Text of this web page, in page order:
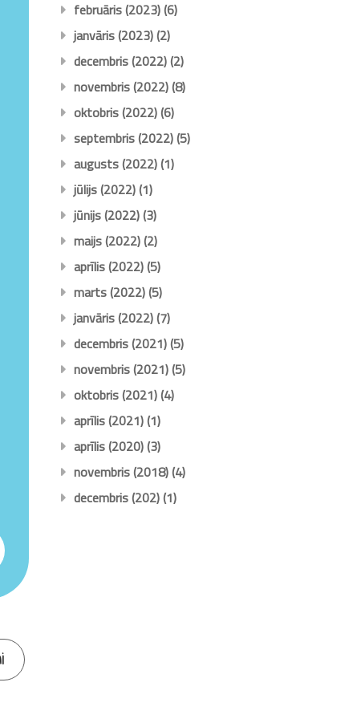
februāris (2023)(6)
janvāris (2023)(2)
decembris (2022)(2)
novembris (2022)(8)
oktobris (2022)(6)
septembris (2022)(5)
augusts (2022)(1)
jūlijs (2022)(1)
jūnijs (2022)(3)
maijs (2022)(2)
aprīlis (2022)(5)
marts (2022)(5)
janvāris (2022)(7)
decembris (2021)(5)
novembris (2021)(5)
oktobris (2021)(4)
aprīlis (2021)(1)
aprīlis (2020)(3)
novembris (2018)(4)
decembris (202)(1)